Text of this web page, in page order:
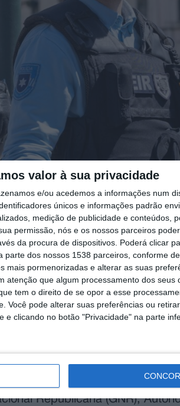
valor à sua privacidade
e/ou acedemos a informações num
únicos e informações padrão
medição de publicidade e conteúdos,
permissão, nós e os nossos parceiros
da procura de dispositivos. Poderá clicar
parte dos nossos 1538 parceiros, conforme
mais pormenorizadas e alterar as suas
atenção que algum processamento dos seus
tem o direito de se opor a esse
Você pode alterar suas preferências ou
e clicando no botão "Privacidade" na parte
país, foram identificadas no
Republicana (GNR),